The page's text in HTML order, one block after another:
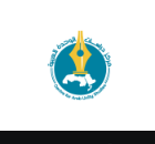
فيمقالات